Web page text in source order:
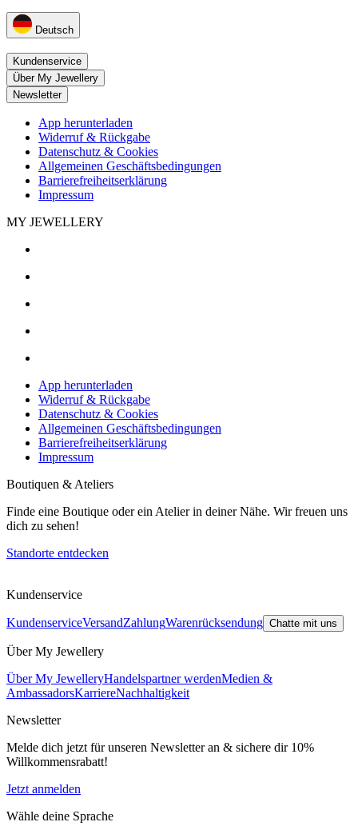
Deutsch
Kundenservice
Über My Jewellery
Newsletter
App herunterladen
Widerruf & Rückgabe
Datenschutz & Cookies
Allgemeinen Geschäftsbedingungen
Barrierefreiheitserklärung
Impressum
MY JEWELLERY
App herunterladen
Widerruf & Rückgabe
Datenschutz & Cookies
Allgemeinen Geschäftsbedingungen
Barrierefreiheitserklärung
Impressum
Boutiquen & Ateliers
Finde eine Boutique oder ein Atelier in deiner Nähe. Wir freuen uns
dich zu sehen!
Standorte entdecken
Kundenservice
KundenserviceVersandZahlungWarenrücksendung Chatte mit uns
Über My Jewellery
Über My JewelleryHandelspartner werdenMedien &
AmbassadorsKarriereNachhaltigkeit
Newsletter
Melde dich jetzt für unseren Newsletter an & sichere dir 10%
Willkommensrabatt!
Jetzt anmelden
Wähle deine Sprache